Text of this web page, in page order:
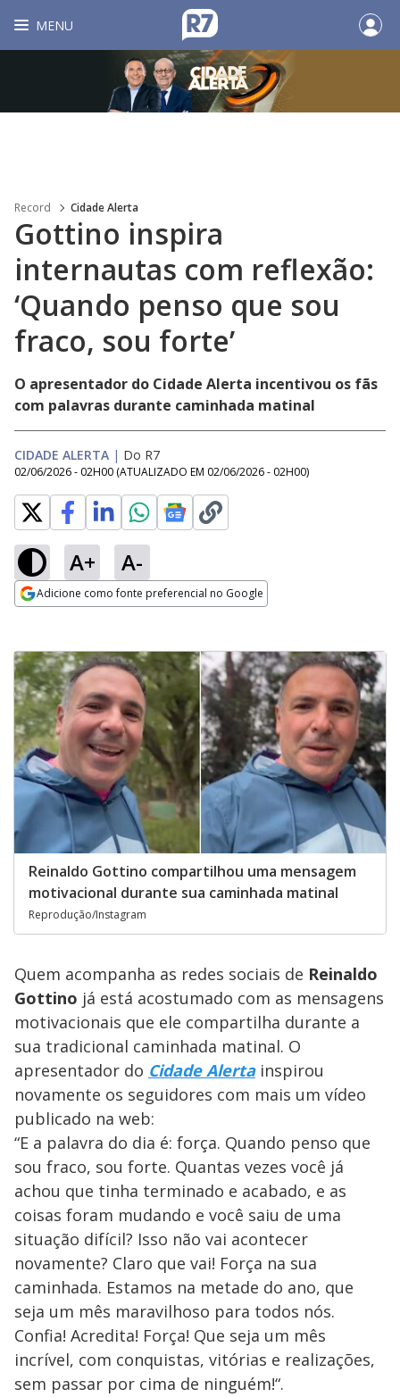
MENU
Record Cidade Alerta
Gottino inspira
internautas com reflexão:
‘Quando penso que sou
fraco, sou forte’
O apresentador do Cidade Alerta incentivou os fãs
com palavras durante caminhada matinal
CIDADE ALERTA | Do R7
02/06/2026 - 02H00 (ATUALIZADO EM 02/06/2026 - 02H00)
A+ A-
Adicione como fonte preferencial no Google
Reinaldo Gottino compartilhou uma mensagem
motivacional durante sua caminhada matinal
Reprodução/Instagram
Quem acompanha as redes sociais de Reinaldo
Gottino já está acostumado com as mensagens
motivacionais que ele compartilha durante a
sua tradicional caminhada matinal. O
apresentador do Cidade Alertainspirou
novamente os seguidores com mais um vídeo
publicado na web:
“E a palavra do dia é: força. Quando penso que
sou fraco, sou forte. Quantas vezes você já
achou que tinha terminado e acabado, e as
coisas foram mudando e você saiu de uma
situação difícil? Isso não vai acontecer
novamente? Claro que vai! Força na sua
caminhada. Estamos na metade do ano, que
seja um mês maravilhoso para todos nós.
Confia! Acredita! Força! Que seja um mês
incrível, com conquistas, vitórias e realizações,
sem passar por cima de ninguém!“.